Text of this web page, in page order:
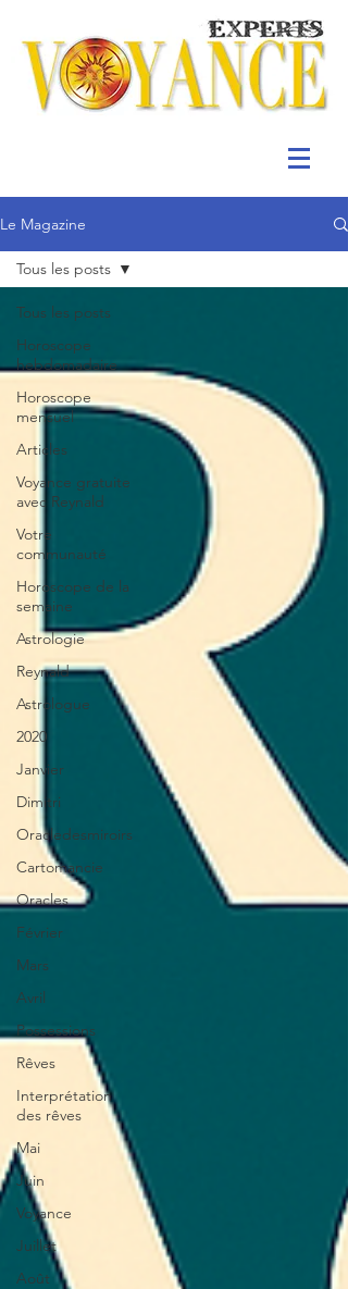
Le Magazine
Tous les posts
Horoscope
hebdomadaire
Horoscope
mensuel
Articles
Voyance gratuite
avec Reynald
Votre
communauté
Horoscope de la
semaine
Astrologie
Reynald
Astrologue
2020
Janvier
Dimitri
Oracledesmiroirs
Cartomancie
Oracles
Février
Mars
Avril
Possessions
Rêves
Interprétation
des rêves
Mai
Juin
Voyance
Juillet
Août
Tous les posts